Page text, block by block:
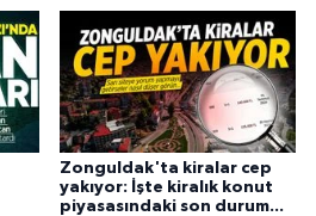
Zonguldak'ta kiralar cep
yakıyor: İşte kiralık konut
piyasasındaki son durum...